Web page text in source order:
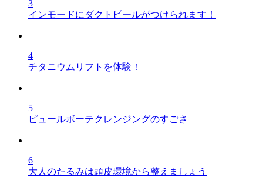
3
インモードにダクトピールがつけられます！
4
チタニウムリフトを体験！
5
ピュールボーテクレンジングのすごさ
6
大人のたるみは頭皮環境から整えましょう